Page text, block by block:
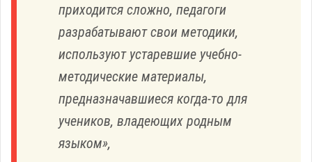
приходится сложно, педагоги
разрабатывают свои методики,
используют устаревшие учебно-
методические материалы,
предназначавшиеся когда-то для
учеников, владеющих родным
языком»,